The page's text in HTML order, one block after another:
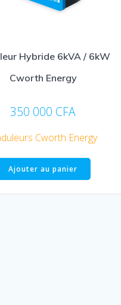
Hybride 6kVA / 6kW
Cworth Energy
350 000 CFA
Cworth Energy
Ajouter au panier